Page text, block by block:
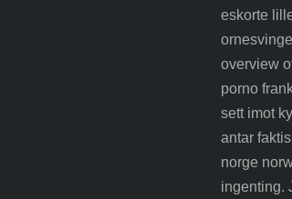
eskorte
overview
porno
sett imot
antar
norge
ingenting.